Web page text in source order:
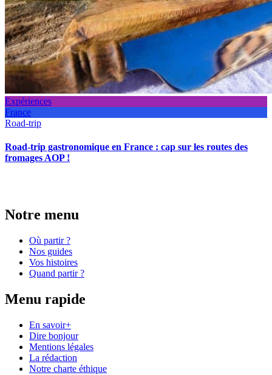
Expériences
France
Road-trip
Road-trip gastronomique en France : cap sur les routes des
fromages AOP !
Notre menu
Où partir ?
Nos guides
Vos histoires
Quand partir ?
Menu rapide
En savoir+
Dire bonjour
Mentions légales
La rédaction
Notre charte éthique